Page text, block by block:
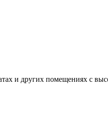
и других помещениях с